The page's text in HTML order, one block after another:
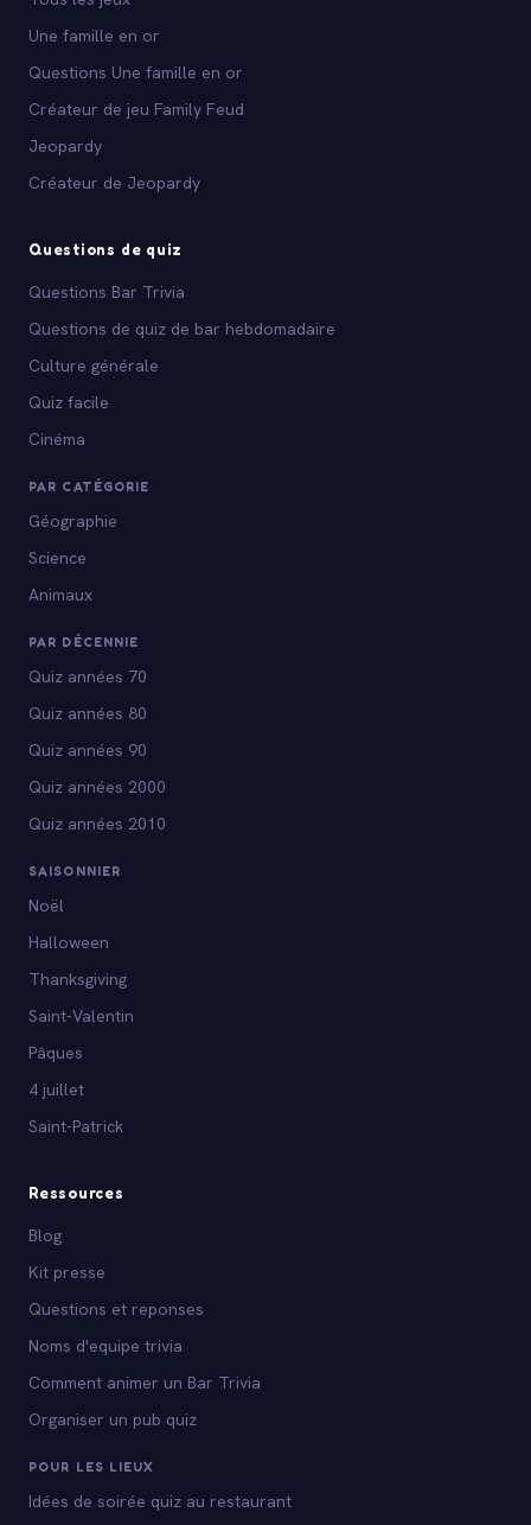
Une famille en or
Questions Une famille en or
Créateur de jeu Family Feud
Jeopardy
Créateur de Jeopardy
Questions de quiz
Questions Bar Trivia
Questions de quiz de bar hebdomadaire
Culture générale
Quiz facile
Cinéma
PAR CATÉGORIE
Géographie
Science
Animaux
PAR DÉCENNIE
Quiz années 70
Quiz années 80
Quiz années 90
Quiz années 2000
Quiz années 2010
SAISONNIER
Noël
Halloween
Thanksgiving
Saint-Valentin
Pâques
4 juillet
Saint-Patrick
Ressources
Blog
Kit presse
Questions et reponses
Noms d'equipe trivia
Comment animer un Bar Trivia
Organiser un pub quiz
POUR LES LIEUX
Idées de soirée quiz au restaurant